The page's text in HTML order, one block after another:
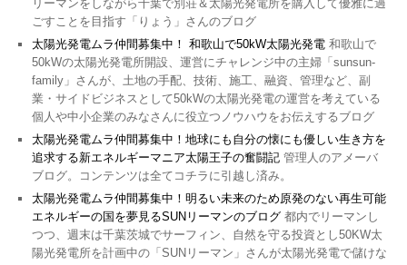
リーマンをしながら千葉で別荘＆太陽光発電所を購入して優雅に過
ごすことを目指す「りょう」さんのブログ
太陽光発電ムラ仲間募集中！ 和歌山で50kW太陽光発電 和歌山で
50kWの太陽光発電所開設、運営にチャレンジ中の主婦「sunsun-
family」さんが、土地の手配、技術、施工、融資、管理など、副
業・サイドビジネスとして50kWの太陽光発電の運営を考えている
個人や中小企業のみなさんに役立つノウハウをお伝えするブログ
太陽光発電ムラ仲間募集中！地球にも自分の懐にも優しい生き方を
追求する新エネルギーマニア太陽王子の奮闘記 管理人のアメーバ
ブログ。コンテンツは全てコチラに引越し済み。
太陽光発電ムラ仲間募集中！明るい未来のため原発のない再生可能
エネルギーの国を夢見るSUNリーマンのブログ 都内でリーマンし
つつ、週末は千葉茨城でサーフィン、自然を守る投資とし50KW太
陽光発電所を計画中の「SUNリーマン」さんが太陽光発電で儲けな